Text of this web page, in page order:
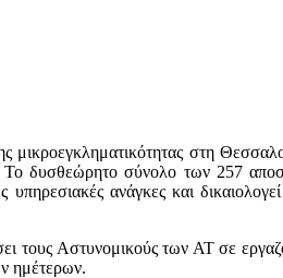
μικροεγκληματικότητας στη
δυσθεώρητο σύνολο των 257
ανάγκες και
τους Αστυνομικούς των ΑΤ σε
ημέτερων.